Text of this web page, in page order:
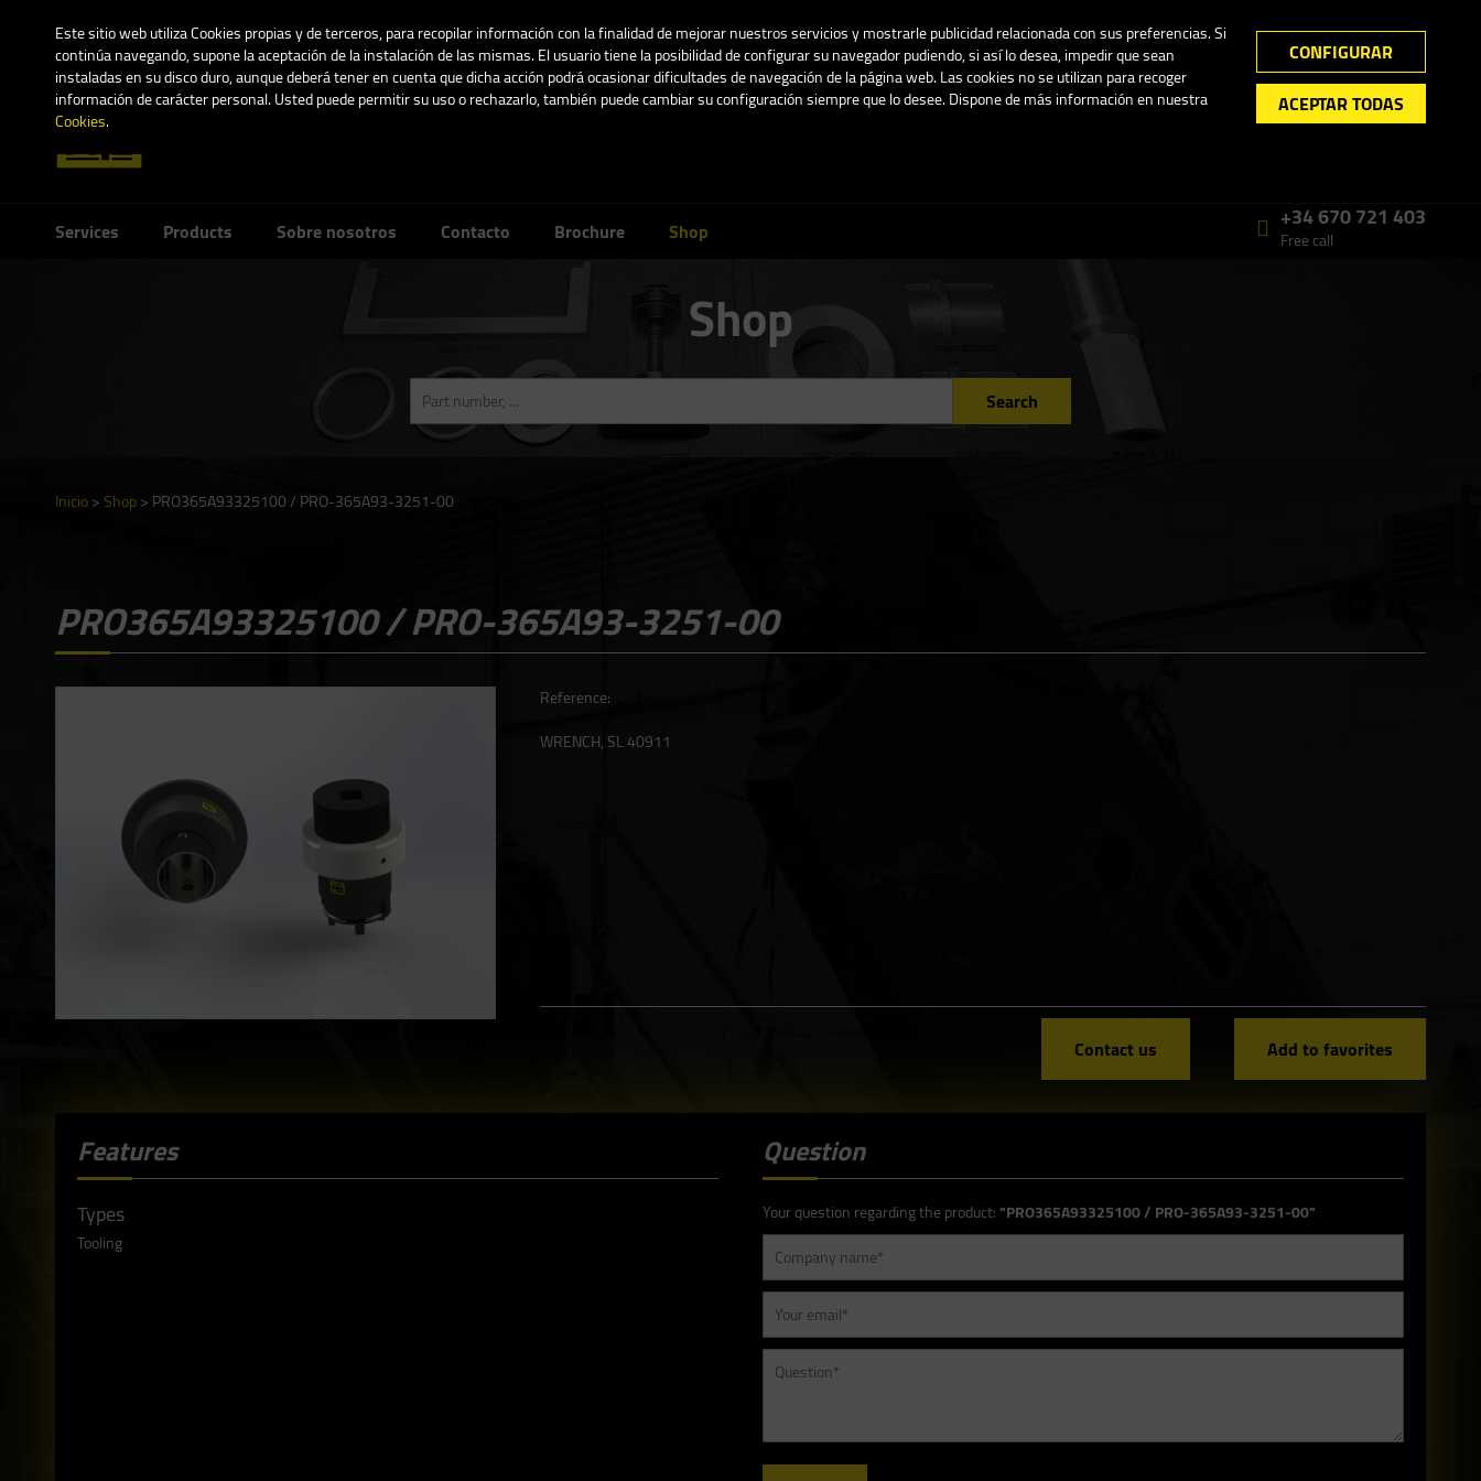
Este sitio web utiliza Cookies propias y de terceros, para recopilar información con la finalidad de mejorar nuestros servicios y mostrarle publicidad relacionada con sus preferencias. Si
continúa navegando, supone la aceptación de la instalación de las mismas. El usuario tiene la posibilidad de configurar su navegador pudiendo, si así lo desea, impedir que sean
instaladas en su disco duro, aunque deberá tener en cuenta que dicha acción podrá ocasionar dificultades de navegación de la página web. Las cookies no se utilizan para recoger
información de carácter personal. Usted puede permitir su uso o rechazarlo, también puede cambiar su configuración siempre que lo desee. Dispone de más información en nuestra
Cookies.
CONFIGURAR
ACEPTAR TODAS
My Account 0
C/ Blancanieves 1, 02005 Albacete, España. Lunes - Viernes 7.00 - 15.00 Español
Services Products Sobre nosotros Contacto Brochure Shop +34 670 721 403
Free call
Shop
Search
Inicio>Shop>PRO365A93325100 / PRO-365A93-3251-00
PRO365A93325100 / PRO-365A93-3251-00
Reference:
WRENCH, SL 40911
Contact us Add to favorites
Features
Types
Tooling
Question
Your question regarding the product:"PRO365A93325100 / PRO-365A93-3251-00"